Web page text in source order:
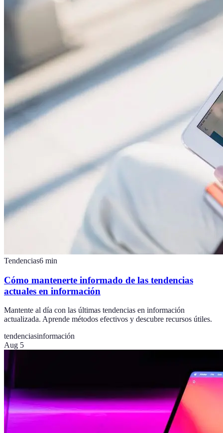
Tendencias6 min
Cómo mantenerte informado de las tendencias
actuales en información
Mantente al día con las últimas tendencias en información
actualizada. Aprende métodos efectivos y descubre recursos útiles.
tendenciasinformación
Aug 5